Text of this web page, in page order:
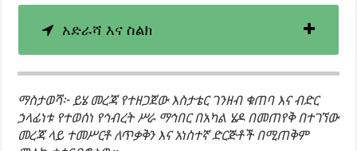
አድራሻ እና ስልክ
ማስታወሻ፦ ይሄ መረጃ የተዘጋጀው እስታቴር ገንዘብ ቁጠባ እና ብድር
ኃላፊነቱ የተወሰነ የኅብረት ሥራ ማኅበር በአካል ሄዶ በመጠየቅ በተገኘው
መረጃ ላይ ተመሥርቶ ለጥቃቅን እና አነስተኛ ድርጅቶች በሚጠቅም